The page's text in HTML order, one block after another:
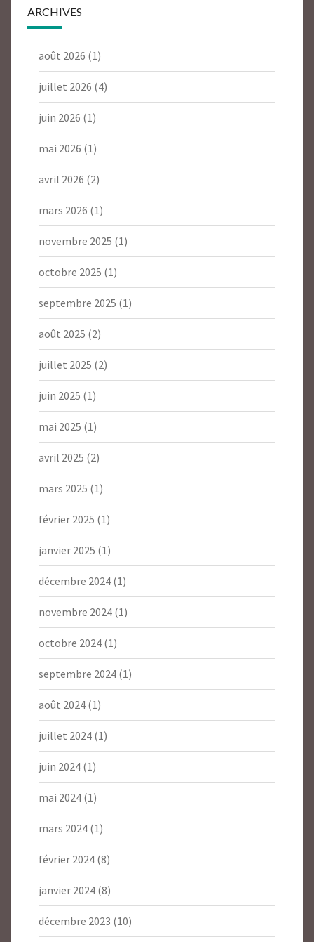
ARCHIVES
août 2026 (1)
juillet 2026 (4)
juin 2026 (1)
mai 2026 (1)
avril 2026 (2)
mars 2026 (1)
novembre 2025 (1)
octobre 2025 (1)
septembre 2025 (1)
août 2025 (2)
juillet 2025 (2)
juin 2025 (1)
mai 2025 (1)
avril 2025 (2)
mars 2025 (1)
février 2025 (1)
janvier 2025 (1)
décembre 2024 (1)
novembre 2024 (1)
octobre 2024 (1)
septembre 2024 (1)
août 2024 (1)
juillet 2024 (1)
juin 2024 (1)
mai 2024 (1)
mars 2024 (1)
février 2024 (8)
janvier 2024 (8)
décembre 2023 (10)